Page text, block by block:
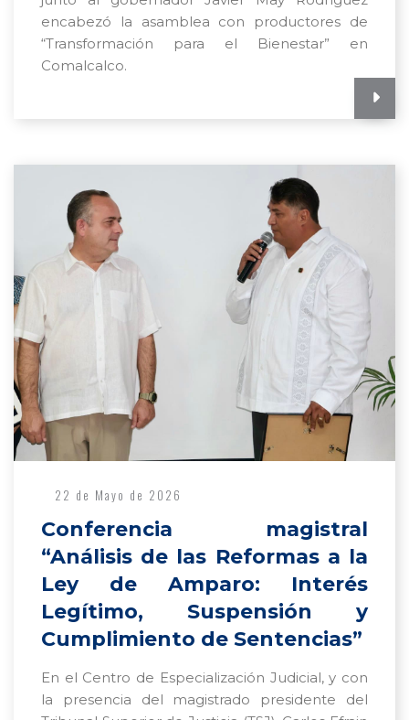
encabezó la asamblea con productores de
“Transformación para el Bienestar” en
Comalcalco.
22 de Mayo de 2026
Conferencia magistral
“Análisis de las Reformas a la
Ley de Amparo: Interés
Legítimo, Suspensión y
Cumplimiento de Sentencias”
En el Centro de Especialización Judicial, y con
la presencia del magistrado presidente del